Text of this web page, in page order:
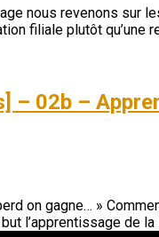
nous revenons sur
filiale plutôt
– 02b –
on gagne… »
l’apprentissage de